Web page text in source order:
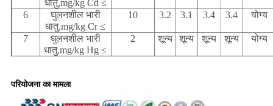
धातु,mg/kg Cd ≤
6
घुलनशील भारी
धातु,mg/kg Cr ≤
10 3.2 3.1 3.4 3.4 योग्य
7
घुलनशील भारी
धातु,mg/kg Hg ≤
2 शून्य शून्य शून्य शून्य योग्य
परियोजना का मामला